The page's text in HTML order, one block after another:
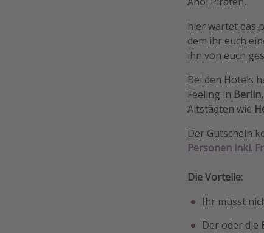
hier wartet das
dem ihr euch
ihn von euch
Bei den Hotels
Feeling in
Altstädten wie
Der Gutschein
Personen inkl.
Die Vorteile:
Ihr müsst
Der oder die